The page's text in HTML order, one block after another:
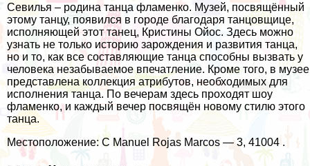
Севилья – родина танца фламенко. Музей, посвящённый
этому танцу, появился в городе благодаря танцовщице,
исполняющей этот танец, Кристины Ойос. Здесь можно
узнать не только историю зарождения и развития танца,
но и то, как все составляющие танца способны вызвать у
человека незабываемое впечатление. Кроме того, в музее
представлена коллекция атрибутов, необходимых для
исполнения танца. По вечерам здесь проходят шоу
фламенко, и каждый вечер посвящён новому стилю этого
танца.
Местоположение: C Manuel Rojas Marcos — 3, 41004 .